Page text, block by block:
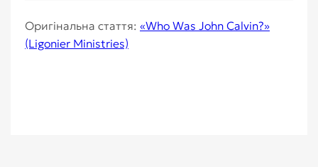
Оригінальна стаття: «Who Was John Calvin?»
(Ligonier Ministries)